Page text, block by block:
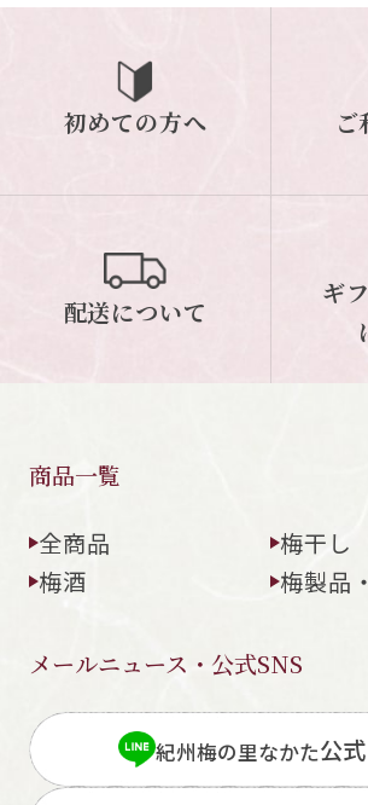
初めての方へ ご
配送について
ギ
商品一覧
全商品
梅干し
梅酒
梅製品
メールニュース・公式SNS
紀州梅の里なかた公